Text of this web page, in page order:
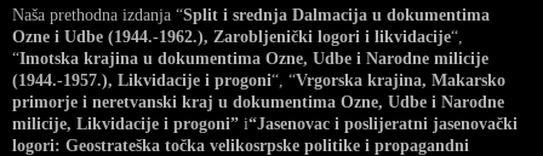
Naša prethodna izdanja “Split i srednja Dalmacija u dokumentima
Ozne i Udbe (1944.-1962.), Zarobljenički logori i likvidacije“,
“Imotska krajina u dokumentima Ozne, Udbe i Narodne milicije
(1944.-1957.), Likvidacije i progoni“, “Vrgorska krajina, Makarsko
primorje i neretvanski kraj u dokumentima Ozne, Udbe i Narodne
milicije, Likvidacije i progoni” i“Jasenovac i poslijeratni jasenovački
logori: Geostrateška točka velikosrpske politike i propagandni